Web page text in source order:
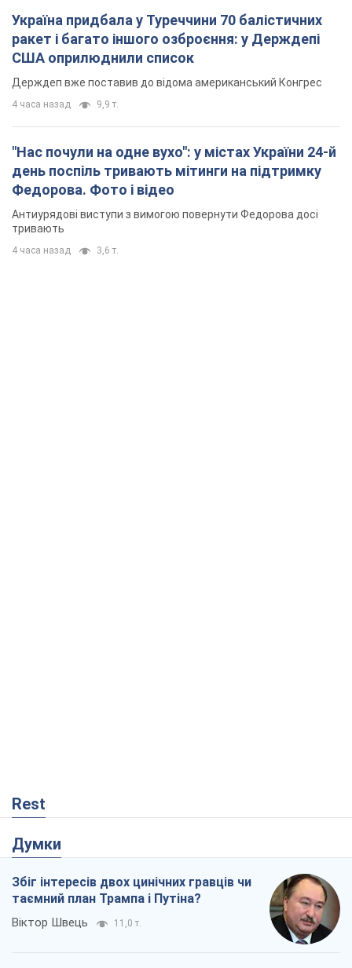
Україна придбала у Туреччини 70 балістичних
ракет і багато іншого озброєння: у Держдепі
США оприлюднили список
Держдеп вже поставив до відома американський Конгрес
4 часа назад 9,9 т.
"Нас почули на одне вухо": у містах України 24-й
день поспіль тривають мітинги на підтримку
Федорова. Фото і відео
Антиурядові виступи з вимогою повернути Федорова досі
тривають
4 часа назад 3,6 т.
Rest
Думки
Збіг інтересів двох цинічних гравців чи
таємний план Трампа і Путіна?
Віктор Швець 11,0 т.